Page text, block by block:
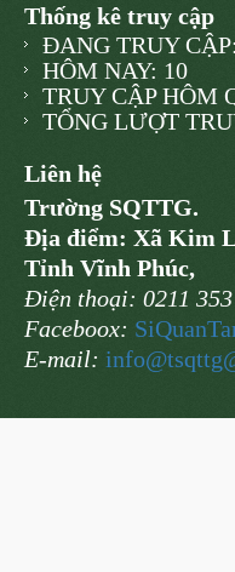
Thống kê truy cập
ĐANG TRUY CẬP:
HÔM NAY: 10
TRUY CẬP HÔM
TỔNG LƯỢT
Liên hệ
Trường SQTTG.
Địa điểm: Xã Kim
Tỉnh Vĩnh Phúc,
Điện thoại: 0211 353
Faceboox:
E-mail: info@